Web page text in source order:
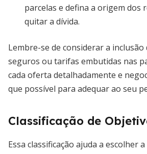
parcelas e defina a origem dos
quitar a dívida.
Lembre-se de considerar a inclusão
seguros ou tarifas embutidas nas
cada oferta detalhadamente e
que possível para adequar ao seu
Classificação de
Essa classificação ajuda a escolher